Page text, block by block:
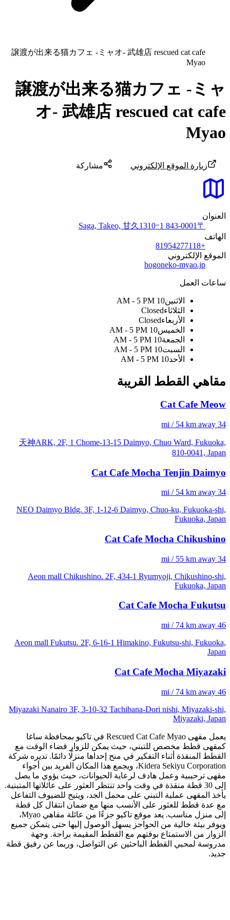
譲渡が出来る猫カフェ -ミャオ- 武雄店 rescued cat cafe
Myao
譲渡が出来る猫カフェ -ミャ
オ- 武雄店 rescued cat cafe
Myao
زيارة الموقع الإلكتروني مشاركة
العنوان
〒843-0001 Saga, Takeo, 甘久1310ｰ1
الهاتف
+81954277118
الموقع الإلكتروني
hogoneko-myao.jp
ساعات العمل
الاثنين10 AM - 5 PM
الثلاثاءClosed
الأربعاءClosed
الخميس10 AM - 5 PM
الجمعة10 AM - 5 PM
السبت10 AM - 5 PM
الأحد10 AM - 5 PM
مقاهي القطط القريبة
Cat Cafe Meow
34 mi / 54 km away
天神ARK, 2F, 1 Chome-13-15 Daimyo, Chuo Ward, Fukuoka,
810-0041, Japan
Cat Cafe Mocha Tenjin Daimyo
34 mi / 54 km away
NEO Daimyo Bldg. 3F, 1-12-6 Daimyo, Chuo-ku, Fukuoka-shi,
Fukuoka, Japan
Cat Cafe Mocha Chikushino
34 mi / 55 km away
Aeon mall Chikushino. 2F, 434-1 Ryumyoji, Chikushino-shi,
Fukuoka, Japan
Cat Cafe Mocha Fukutsu
46 mi / 74 km away
Aeon mall Fukutsu. 2F, 6-16-1 Himakino, Fukutsu-shi, Fukuoka,
Japan
Cat Cafe Mocha Miyazaki
46 mi / 74 km away
Miyazaki Nanairo 3F, 3-10-32 Tachibana-Dori nishi, Miyazaki-shi,
Miyazaki, Japan
يعمل مقهى Rescued Cat Cafe Myao في تاكيو بمحافظة ساغا
كمقهى قطط مخصص للتبني، حيث يمكن للزوار قضاء الوقت مع
القطط المنقذة أثناء التفكير في منح إحداها منزلًا دائمًا. تديره شركة
Kidera Sekiyu Corporation، ويجمع هذا المكان الفريد بين أجواء
مقهى ترحيبية وعمل هادف لرعاية الحيوانات، حيث يؤوي ما يصل
إلى 30 قطة منقذة في وقت واحد تنتظر العثور على عائلاتها المتبنية.
يأخذ المقهى عملية التبني على محمل الجد، ويتيح للضيوف التفاعل
مع عدة قطط للعثور على الأنسب منها مع ضمان انتقال كل قطة
إلى منزل مناسب. يعد موقع تاكيو جزءًا من عائلة مقاهي Myao،
ويوفر بيئة خالية من الحواجز يسهل الوصول إليها حتى يتمكن جميع
الزوار من الاستمتاع بوقتهم مع القطط المقيمة براحة. وجهة
مدروسة لمحبي القطط الباحثين عن التواصل، وربما عن رفيق قطة
جديد.